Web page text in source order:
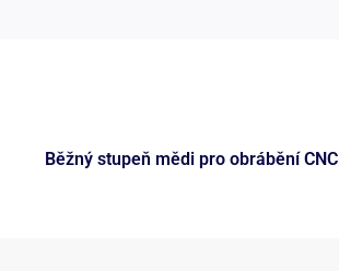
Běžný stupeň mědi pro obrábění CNC